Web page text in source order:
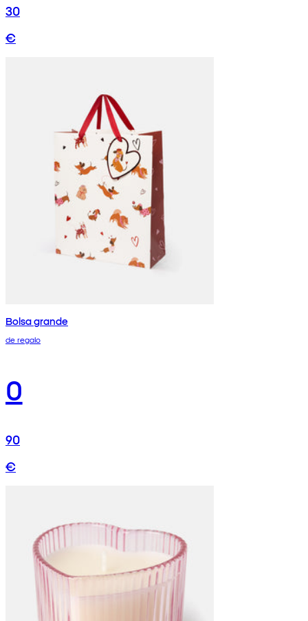
30
€
Bolsa grande
de regalo
0
90
€